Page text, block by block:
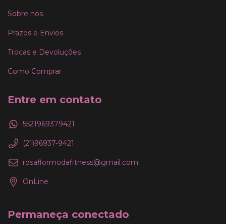
Sobre nós
Prazos e Envios
Trocas e Devoluções
Como Comprar
Entre em contato
5521969379421
(21)96937-9421
rosaflormodafitness@gmail.com
OnLine
Permaneça conectado